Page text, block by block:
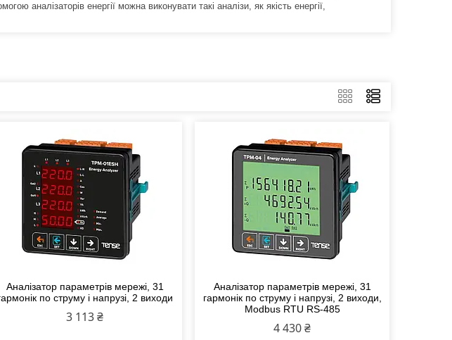
аналізаторів енергії можна виконувати такі аналізи, як якість енергії,
Аналізатор параметрів мережі, 31
по струму і напрузі, 2 виходи
3 113 ₴
Аналізатор параметрів мережі, 31
гармонік по струму і напрузі, 2 виходи,
Modbus RTU RS-485
4 430 ₴